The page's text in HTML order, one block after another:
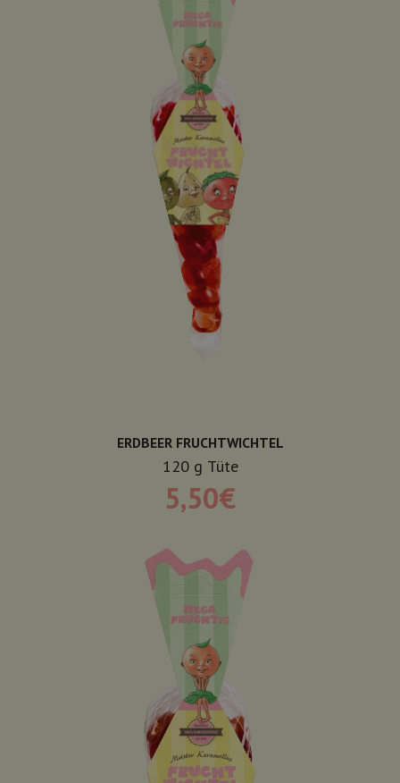
ERDBEER FRUCHTWICHTEL
120 g Tüte
5,50€